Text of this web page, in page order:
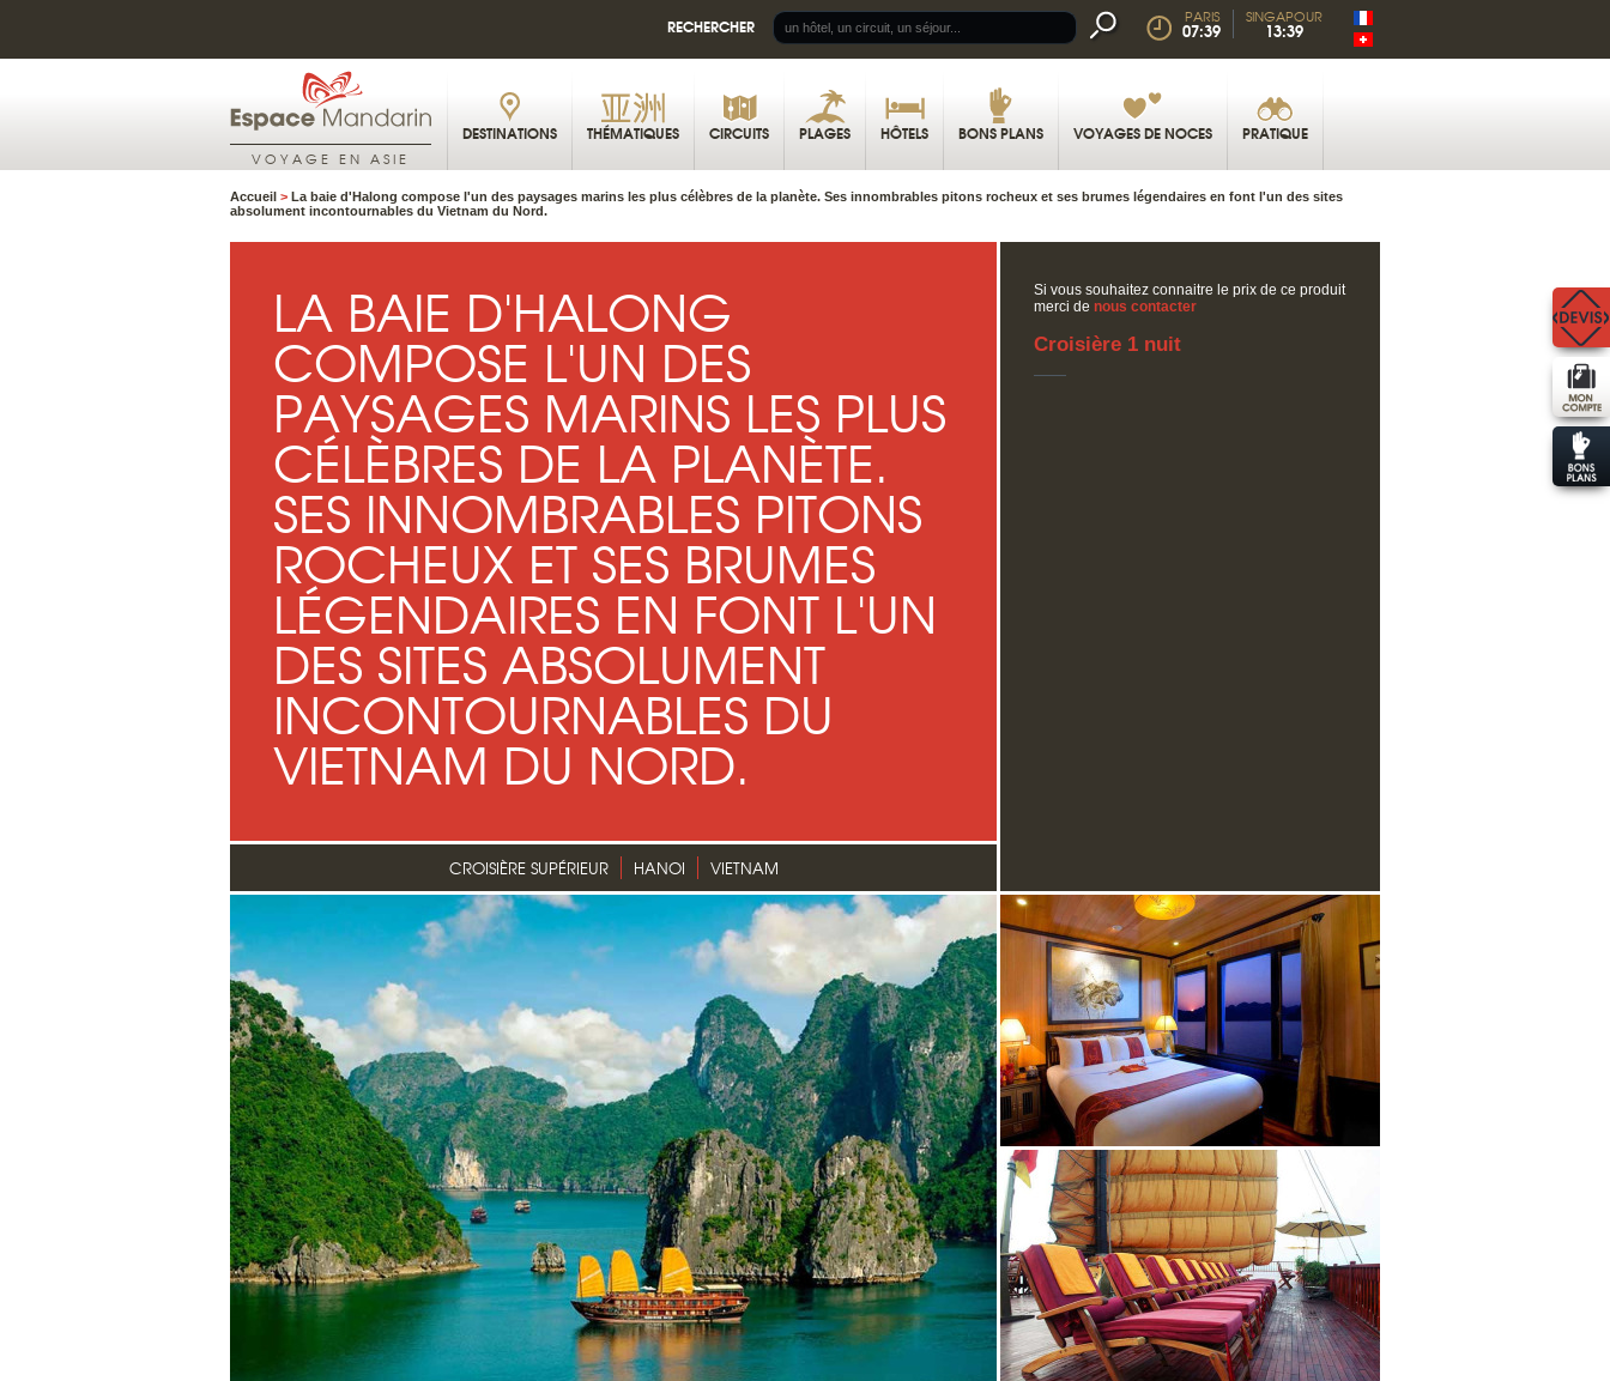
RECHERCHER PARIS
07:39
SINGAPOUR
13:39
VOYAGE EN ASIE
DESTINATIONS THÉMATIQUES CIRCUITS PLAGES HÔTELS BONS PLANS VOYAGES DE NOCES PRATIQUE
Accueil > La baie d'Halong compose l'un des paysages marins les plus célèbres de la planète. Ses innombrables pitons rocheux et ses brumes légendaires en font l'un des sites
absolument incontournables du Vietnam du Nord.
LA BAIE D'HALONG
COMPOSE L'UN DES
PAYSAGES MARINS LES PLUS
CÉLÈBRES DE LA PLANÈTE.
SES INNOMBRABLES PITONS
ROCHEUX ET SES BRUMES
LÉGENDAIRES EN FONT L'UN
DES SITES ABSOLUMENT
INCONTOURNABLES DU
VIETNAM DU NORD.
CROISIÈRE SUPÉRIEUR HANOI VIETNAM
Si vous souhaitez connaitre le prix de ce produit
merci de nous contacter
Croisière 1 nuit